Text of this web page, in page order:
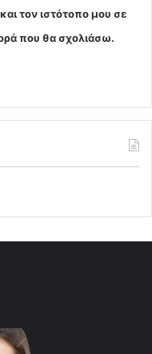
τον ιστότοπο μου σε
που θα σχολιάσω.